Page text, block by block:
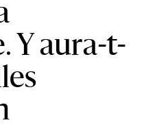
Y aura-t-